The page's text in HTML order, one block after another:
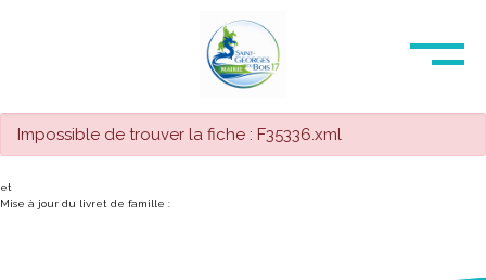
Impossible de trouver la fiche : F35336.xml
et
Mise à jour du livret de famille :